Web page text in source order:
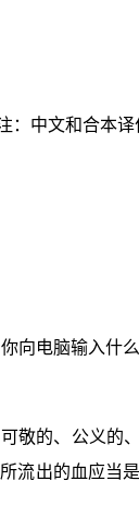
注：中文和合本
向电脑输入什
敬的、公义的
流出的血应